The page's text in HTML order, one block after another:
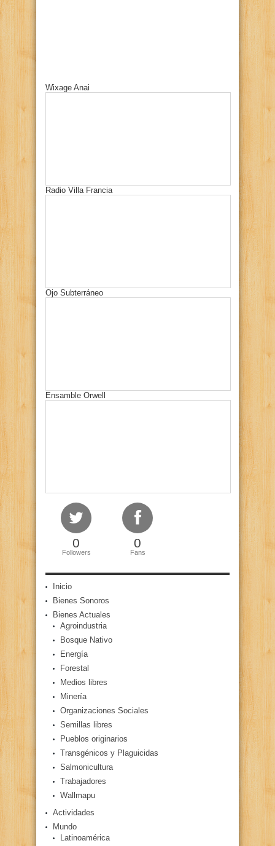
Wixage Anai
Radio Villa Francia
Ojo Subterráneo
Ensamble Orwell
0
Followers
0
Fans
Inicio
Bienes Sonoros
Bienes Actuales
Agroindustria
Bosque Nativo
Energía
Forestal
Medios libres
Minería
Organizaciones Sociales
Semillas libres
Pueblos originarios
Transgénicos y Plaguicidas
Salmonicultura
Trabajadores
Wallmapu
Actividades
Mundo
Latinoamérica